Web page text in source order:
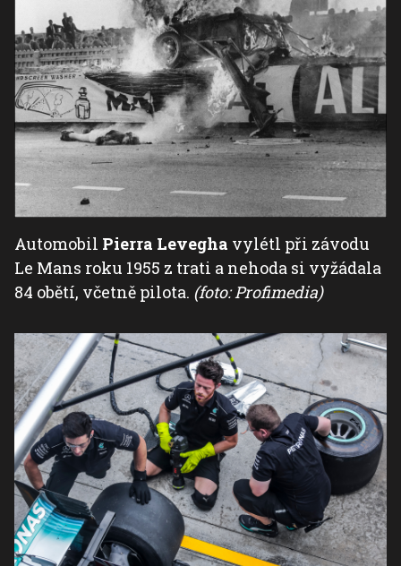
Automobil Pierra Levegha vylétl při závodu
Le Mans roku 1955 z trati a nehoda si vyžádala
84 obětí, včetně pilota. (foto: Profimedia)